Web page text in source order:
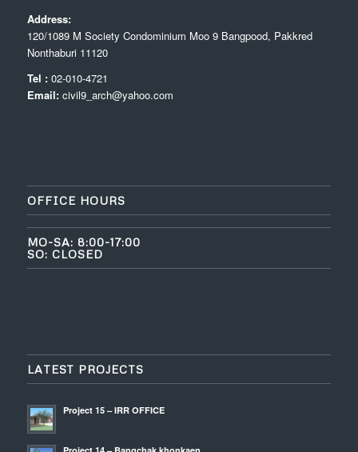
Address:
120/1089 M Society Condominium Moo 9 Bangpood, Pakkred
Nonthaburi 11120
Tel :02-010-4721
Email: civil9_arch@yahoo.com
OFFICE HOURS
MO-SA: 8:00-17:00
SO: CLOSED
LATEST PROJECTS
Project 15 – IRR OFFICE